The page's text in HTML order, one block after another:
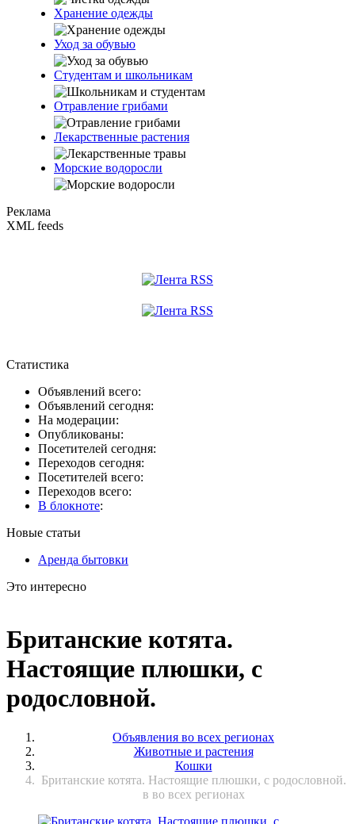
Хранение одежды
Уход за обувью
Студентам и школьникам
Отравление грибами
Лекарственные растения
Морские водоросли
Реклама
XML feeds
Статистика
Объявлений всего:
Объявлений сегодня:
На модерации:
Опубликованы:
Посетителей сегодня:
Переходов сегодня:
Посетителей всего:
Переходов всего:
В блокноте:
Новые статьи
Аренда бытовки
Это интересно
Британские котята.
Настоящие плюшки, с
родословной.
Объявления во всех регионах
Животные и растения
Кошки
Британские котята. Настоящие плюшки, с родословной.
в во всех регионах